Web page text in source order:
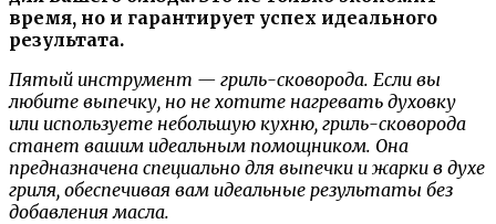
время, но и гарантирует успех идеального
результата.
Пятый инструмент — гриль-сковорода. Если вы
любите выпечку, но не хотите нагревать духовку
или используете небольшую кухню, гриль-сковорода
станет вашим идеальным помощником. Она
предназначена специально для выпечки и жарки в духе
гриля, обеспечивая вам идеальные результаты без
добавления масла.